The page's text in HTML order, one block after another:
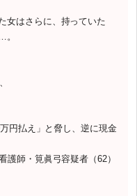
女はさらに、持っていた
。
円払え」と脅し、逆に現金
師・筧眞弓容疑者（62）